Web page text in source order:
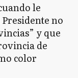
le
no
y que
de
color